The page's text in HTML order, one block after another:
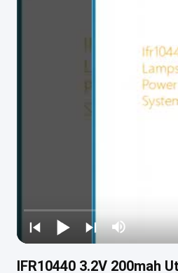
IFR10440 3.2V 200mah